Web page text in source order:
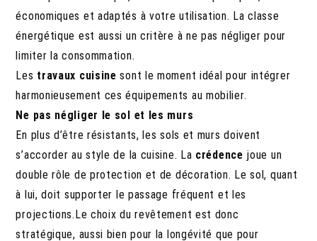
économiques et adaptés à votre utilisation. La classe
énergétique est aussi un critère à ne pas négliger pour
limiter la consommation.
Les travaux cuisine sont le moment idéal pour intégrer
harmonieusement ces équipements au mobilier.
Ne pas négliger le sol et les murs
En plus d’être résistants, les sols et murs doivent
s’accorder au style de la cuisine. La crédence joue un
double rôle de protection et de décoration. Le sol, quant
à lui, doit supporter le passage fréquent et les
projections.Le choix du revêtement est donc
stratégique, aussi bien pour la longévité que pour